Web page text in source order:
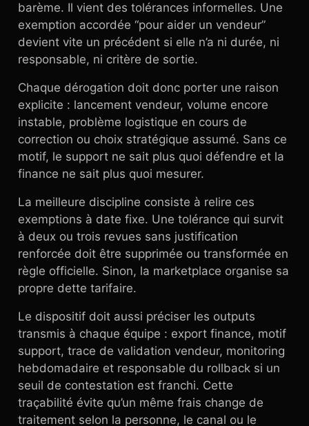
barème. Il vient des tolérances informelles. Une
exemption accordée “pour aider un vendeur”
devient vite un précédent si elle n’a ni durée, ni
responsable, ni critère de sortie.
Chaque dérogation doit donc porter une raison
explicite : lancement vendeur, volume encore
instable, problème logistique en cours de
correction ou choix stratégique assumé. Sans ce
motif, le support ne sait plus quoi défendre et la
finance ne sait plus quoi mesurer.
La meilleure discipline consiste à relire ces
exemptions à date fixe. Une tolérance qui survit
à deux ou trois revues sans justification
renforcée doit être supprimée ou transformée en
règle officielle. Sinon, la marketplace organise sa
propre dette tarifaire.
Le dispositif doit aussi préciser les outputs
transmis à chaque équipe : export finance, motif
support, trace de validation vendeur, monitoring
hebdomadaire et responsable du rollback si un
seuil de contestation est franchi. Cette
traçabilité évite qu’un même frais change de
traitement selon la personne, le canal ou le